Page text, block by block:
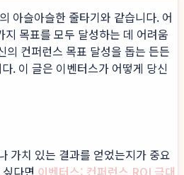
아슬아슬한 줄타기와 같습니다. 어
목표를 모두 달성하는 데 어려움
의 컨퍼런스 목표 달성을 돕는 든든
. 이 글은 이벤터스가 어떻게 당신
가치 있는 결과를 얻었는지가 중요
다면 이벤터스: 컨퍼런스 ROI 극대